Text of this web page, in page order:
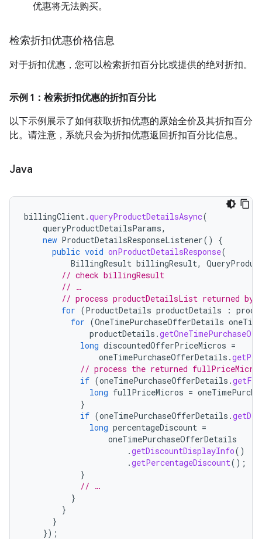
优惠将无法购买。
检索折扣优惠价格信息
对于折扣优惠，您可以检索折扣百分比或提供的绝对折扣。
示例 1：检索折扣优惠的折扣百分比
以下示例展示了如何获取折扣优惠的原始全价及其折扣百分
比。请注意，系统只会为折扣优惠返回折扣百分比信息。
Java
billingClient.queryProductDetailsAsync(
queryProductDetailsParams,
new ProductDetailsResponseListener()
{
public void onProductDetailsResponse(
BillingResult billingResult,
// check billingResult
// …
// process productDetailsList returned by
for (ProductDetails productDetails :
for (OneTimePurchaseOfferDetails
productDetails .
long discountedOfferPriceMicros =
oneTimePurchaseOfferDetails .
// process the returned fullPriceMicros
if (oneTimePurchaseOfferDetails .
long fullPriceMicros =
}
if (oneTimePurchaseOfferDetails .
long percentageDiscount =
oneTimePurchaseOfferDetails
.getDiscountDisplayInfo()
.getPercentageDiscount();
}
// …
}
}
}
});